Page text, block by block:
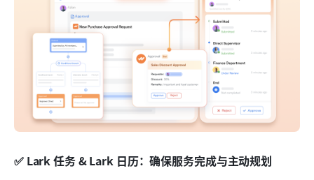
✅ Lark 任务 & Lark 日历：确保服务完成与主动规划